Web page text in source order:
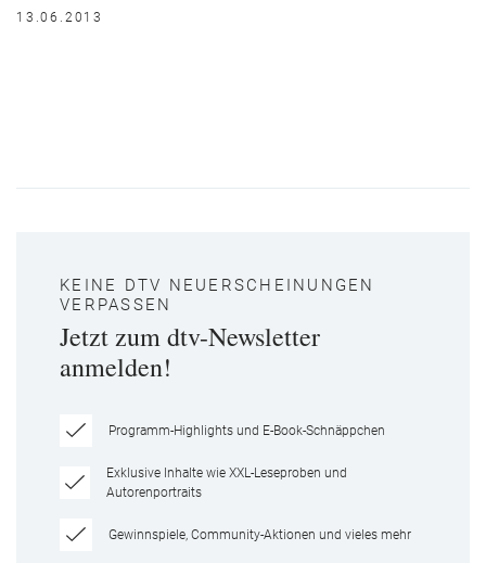
13.06.2013
KEINE DTV NEUERSCHEINUNGEN
VERPASSEN
Jetzt zum dtv-Newsletter
anmelden!
Programm-Highlights und E-Book-Schnäppchen
Exklusive Inhalte wie XXL-Leseproben und
Autorenportraits
Gewinnspiele, Community-Aktionen und vieles mehr